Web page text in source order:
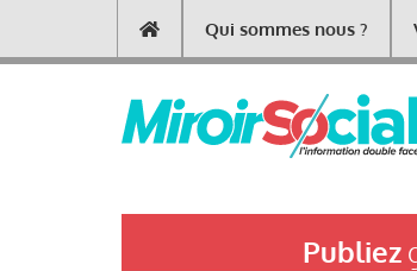
contenu
Main
navigation
Qui sommes nous ?
Publiez